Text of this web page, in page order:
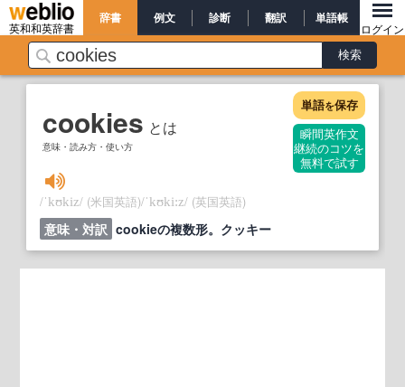
英和和英辞書
辞書 例文 診断 翻訳 単語帳
ログイン
cookies とは
意味・読み方・使い方
単語を保存
瞬間英作文
継続のコツを
無料で試す
/ˈkʊkiz/ (米国英語)/ˈkʊki:z/ (英国英語)
意味・対訳 cookieの複数形。クッキー